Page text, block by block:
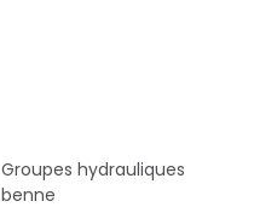
Groupes hydrauliques
benne